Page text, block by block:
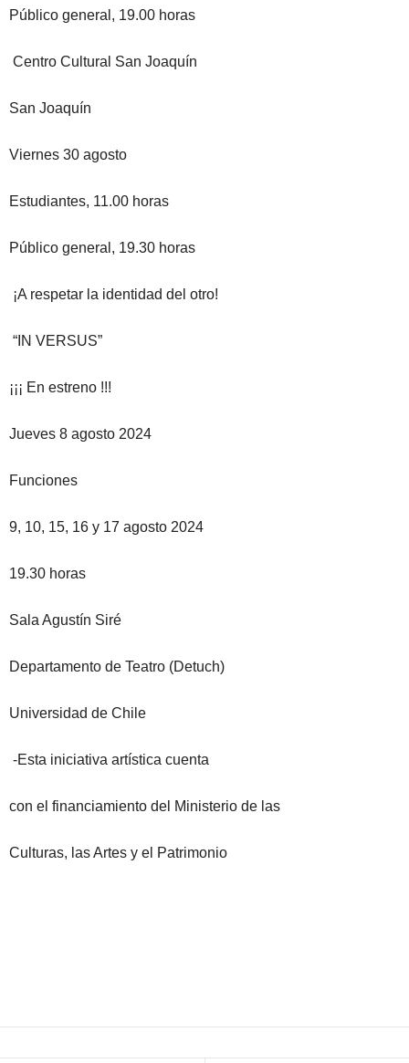
Público general, 19.00 horas
Centro Cultural San Joaquín
San Joaquín
Viernes 30 agosto
Estudiantes, 11.00 horas
Público general, 19.30 horas
¡A respetar la identidad del otro!
“IN VERSUS”
¡¡¡ En estreno !!!
Jueves 8 agosto 2024
Funciones
9, 10, 15, 16 y 17 agosto 2024
19.30 horas
Sala Agustín Siré
Departamento de Teatro (Detuch)
Universidad de Chile
-Esta iniciativa artística cuenta
con el financiamiento del Ministerio de las
Culturas, las Artes y el Patrimonio